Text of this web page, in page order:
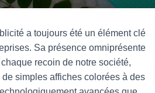
a toujours été un élément clé
Sa présence omniprésente
recoin de notre société,
simples affiches colorées à des